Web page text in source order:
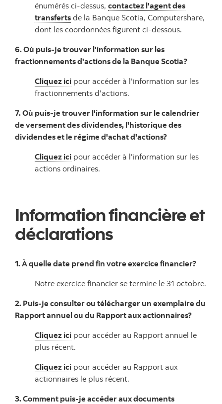
énumérés ci-dessus, contactez l'agent des
transferts de la Banque Scotia, Computershare,
dont les coordonnées figurent ci-dessous.
6. Où puis-je trouver l'information sur les
fractionnements d'actions de la Banque Scotia?
Cliquez ici pour accéder à l'information sur les
fractionnements d'actions.
7. Où puis-je trouver l'information sur le calendrier
de versement des dividendes, l'historique des
dividendes et le régime d'achat d'actions?
Cliquez ici pour accéder à l'information sur les
actions ordinaires.
Information financière et
déclarations
1. À quelle date prend fin votre exercice financier?
Notre exercice financier se termine le 31 octobre.
2. Puis-je consulter ou télécharger un exemplaire du
Rapport annuel ou du Rapport aux actionnaires?
Cliquez ici pour accéder au Rapport annuel le
plus récent.
Cliquez ici pour accéder au Rapport aux
actionnaires le plus récent.
3. Comment puis-je accéder aux documents